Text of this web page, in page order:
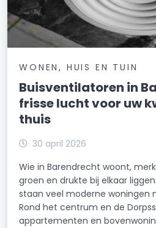
WONEN, HUIS EN TUIN
Buisventilatoren in
frisse lucht voor uw
thuis
30 april 2026
Wie in Barendrecht woont,
groen en drukte bij elkaar
staan veel moderne
Rond het centrum en de
appartementen en